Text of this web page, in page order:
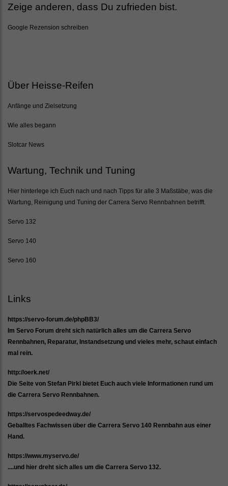
Zeige anderen, dass Du zufrieden bist.
Google Rezension schreiben
Über Heisse-Reifen
Anfänge und Zielsetzung
Wie alles begann
Slotcar News
Wartung, Technik und Tuning
Hier hinterlege ich Euch nach und nach Tipps für alle 3 Maßstäbe, was die
Wartung, Reinigung und Tuning der Carrera Servo Rennbahnen betrifft.
Servo 132
Servo 140
Servo 160
Links
https://servo-forum.de/phpBB3/
Im Servo Forum dreht sich natürlich alles um die Carrera Servo
Rennbahnen, Reparatur, Instandsetzung und vieles mehr, schaut einfach
mal rein.
http://oerk.net/
Die Seite von Stefan Pirkl bietet Euch auch viele Informationen rund um
die Carrera Servo Rennbahnen.
https://servospedeedway.de/
Geballtes Fachwissen über die Carrera Servo 140 Rennbahn aus einer
Hand.
https://www.myservo.de/
....und hier dreht sich alles um die Carrera Servo 132.